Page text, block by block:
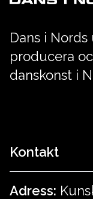
Dans i
producera
danskonst i
Kontakt
Adress: